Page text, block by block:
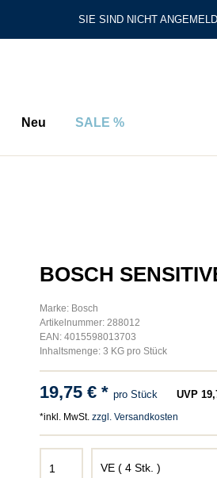
SIE SIND NICHT
Neu SALE %
BOSCH
Marke: Bosch
Artikelnummer: 288012
EAN: 4015598013703
Inhaltsmenge: 3 KG pro Stück
19,75 € * pro Stück UVP
*inkl. MwSt. zzgl. Versandkosten